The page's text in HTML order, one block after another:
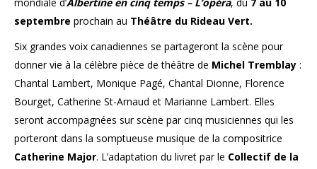
septembre prochain au Théâtre du Rideau Vert.
Six grandes voix canadiennes se partageront la scène pour
donner vie à la célèbre pièce de théâtre de Michel Tremblay :
Chantal Lambert, Monique Pagé, Chantal Dionne, Florence
Bourget, Catherine St-Arnaud et Marianne Lambert. Elles
seront accompagnées sur scène par cinq musiciennes qui les
porteront dans la somptueuse musique de la compositrice
Catherine Major. L’adaptation du livret par le Collectif de la